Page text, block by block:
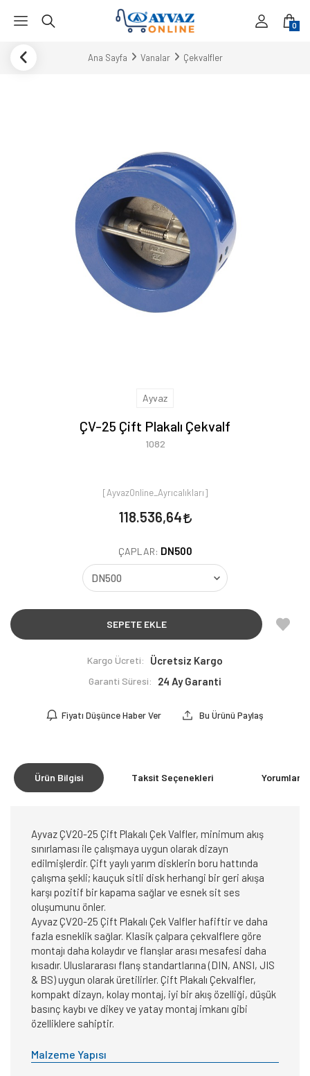
0
Ana Sayfa Vanalar Çekvalfler
Ayvaz
ÇV-25 Çift Plakalı Çekvalf
1082
[AyvazOnline_Ayrıcalıkları]
118.536,64
ÇAPLAR: DN500
SEPETE EKLE
Kargo Ücreti: Ücretsiz Kargo
Garanti Süresi: 24 Ay Garanti
Fiyatı Düşünce Haber Ver Bu Ürünü Paylaş
Ürün Bilgisi Taksit Seçenekleri Yorumlar
Ayvaz ÇV20-25 Çift Plakalı Çek Valfler, minimum akış
sınırlaması ile çalışmaya uygun olarak dizayn
edilmişlerdir. Çift yaylı yarım disklerin boru hattında
çalışma şekli; kauçuk sitli disk herhangi bir geri akışa
karşı pozitif bir kapama sağlar ve esnek sit ses
oluşumunu önler.
Ayvaz ÇV20-25 Çift Plakalı Çek Valfler hafiftir ve daha
fazla esneklik sağlar. Klasik çalpara çekvalflere göre
montajı daha kolaydır ve flanşlar arası mesafesi daha
kısadır. Uluslararası flanş standartlarına (DIN, ANSI, JIS
& BS) uygun olarak üretilirler. Çift Plakalı Çekvalfler,
kompakt dizayn, kolay montaj, iyi bir akış özelliği, düşük
basınç kaybı ve dikey ve yatay montaj imkanı gibi
özelliklere sahiptir.
Malzeme Yapısı